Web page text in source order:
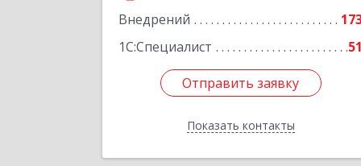
Внедрений
1С:Специалист
51
Отправить заявку
Показать контакты
Отправить заявку
Назад